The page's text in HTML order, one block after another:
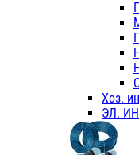
Хоз.
ЭЛ.